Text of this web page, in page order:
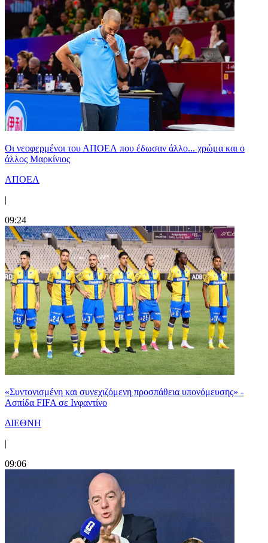
Οι νεοφερμένοι του ΑΠΟΕΛ που έδωσαν άλλο... χρώμα και ο
άλλος Μαρκίνιος
ΑΠΟΕΛ
|
09:24
«Συντονισμένη και συνεχιζόμενη προσπάθεια υπονόμευσης» -
Ασπίδα FIFA σε Ινφαντίνο
ΔΙΕΘΝΗ
|
09:06